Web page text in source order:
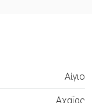
Αίγιο
Αχαΐας